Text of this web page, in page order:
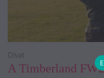
A Timberland
Divat